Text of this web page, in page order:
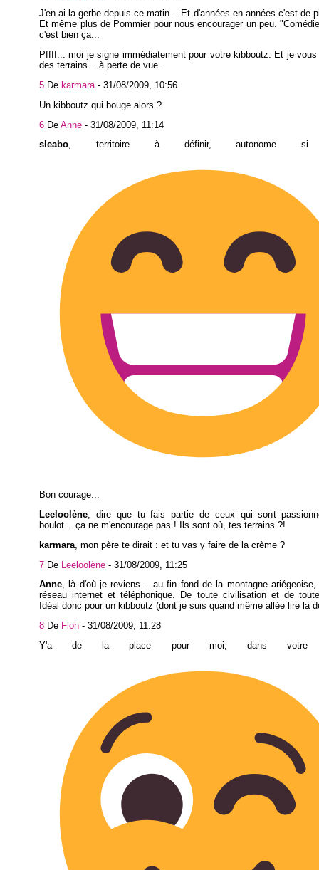
J'en ai la gerbe depuis ce matin... Et d'années en années c'est de
Et même plus de Pommier pour nous encourager un peu.
c'est bien ça...
Pffff... moi je signe immédiatement pour votre kibboutz. Et je
des terrains... à perte de vue.
5 De karmara- 31/08/2009, 10:56
Un kibboutz qui bouge alors ?
6 De Anne - 31/08/2009, 11:14
sleabo, territoire à définir, autonome si
Bon courage...
Leeloolène, dire que tu fais partie de ceux qui sont
boulot... ça ne m'encourage pas ! Ils sont où, tes terrains ?!
karmara , mon père te dirait : et tu vas y faire de la crème ?
7 De Leeloolène - 31/08/2009, 11:25
Anne, là d'où je reviens... au fin fond de la montagne
réseau internet et téléphonique. De toute civilisation et de
Idéal donc pour un kibboutz (dont je suis quand même allée lire la
8 De Floh - 31/08/2009, 11:28
Y'a de la place pour moi, dans votre